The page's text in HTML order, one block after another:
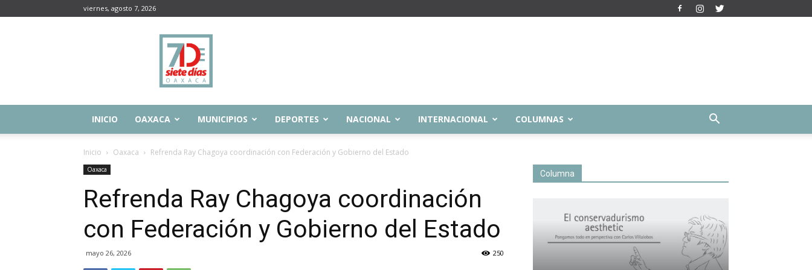
viernes, agosto 7, 2026
Siete
Días
Oaxaca
INICIO OAXACA MUNICIPIOS DEPORTES NACIONAL INTERNACIONAL COLUMNAS
Inicio Oaxaca Refrenda Ray Chagoya coordinación con Federación y Gobierno del Estado
Oaxaca
Refrenda Ray Chagoya coordinación
con Federación y Gobierno del Estado
mayo 26, 2026 250
Columna